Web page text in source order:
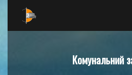
Комунальний